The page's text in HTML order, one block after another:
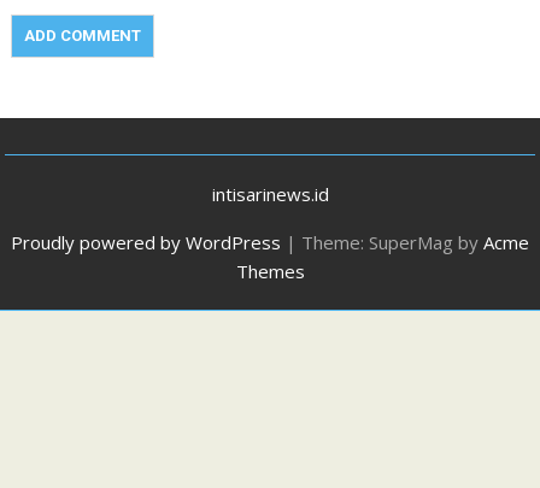
intisarinews.id
Proudly powered by WordPress | Theme: SuperMag by Acme
Themes